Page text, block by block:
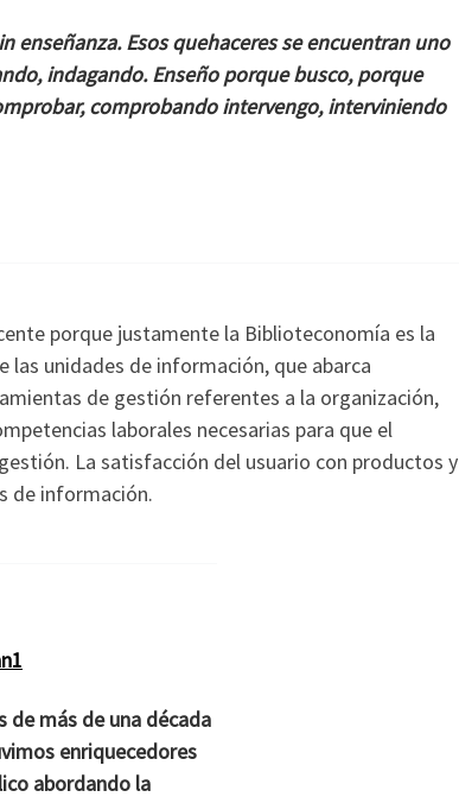
enseñanza. Esos quehaceres se encuentran uno
indagando. Enseño porque busco, porque
comprobando intervengo, interviniendo
porque justamente la Biblioteconomía es la
unidades de información, que abarca
de gestión referentes a la organización,
laborales necesarias para que el
La satisfacción del usuario con productos y
de información.
de más de una década
enriquecedores
abordando la